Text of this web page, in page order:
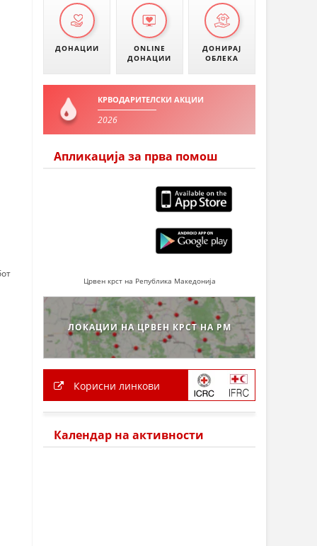
ДОНАЦИИ
ONLINE
ДОНАЦИИ
ДОНИРАЈ
ОБЛЕКА
КРВОДАРИТЕЛСКИ АКЦИИ
2026
Апликација за прва помош
Црвен крст на Република Македонија
ЛОКАЦИИ НА ЦРВЕН КРСТ НА РМ
Корисни линкови
Календар на активности